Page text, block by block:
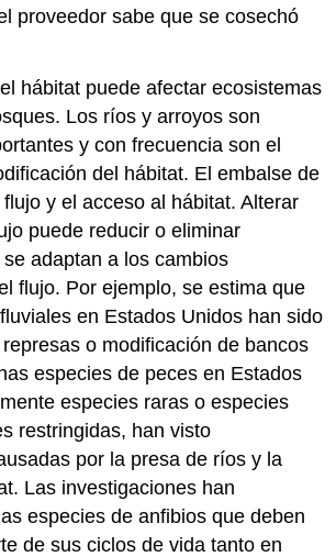
proveedor sabe que se cosechó
hábitat puede afectar ecosistemas
Los ríos y arroyos son
y con frecuencia son el
del hábitat. El embalse de
y el acceso al hábitat. Alterar
puede reducir o eliminar
adaptan a los cambios
flujo. Por ejemplo, se estima que
en Estados Unidos han sido
o modificación de bancos
especies de peces en Estados
especies raras o especies
restringidas, han visto
por la presa de ríos y la
Las investigaciones han
especies de anfibios que deben
de sus ciclos de vida tanto en